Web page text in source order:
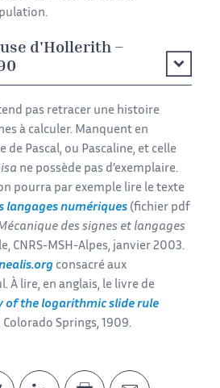
d'Hollerith –
pas retracer une histoire
à calculer. Manquent en
Pascal, ou Pascaline, et celle
ne possède pas d’exemplaire.
pourra par exemple lire le texte
langages numériques (fichier pdf
des signes et langages
CNRS-MSH-Alpes, janvier 2003.
consacré aux
À lire, en anglais, le livre de
of the logarithmic slide rule
Springs, 1909.